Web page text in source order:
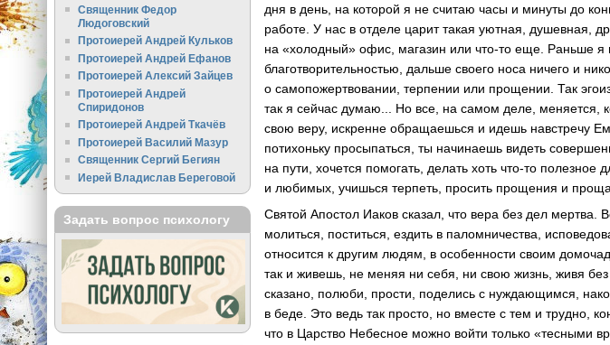
дня в день, на которой я не считаю часы и минуты до
работе. У нас в отделе царит такая уютная, душевная,
на «холодный» офис, магазин или что-то еще. Раньше
благотворительностью, дальше своего носа ничего и
о самопожертвовании, терпении или прощении. Так
так я сейчас думаю... Но все, на самом деле, меняется,
свою веру, искренне обращаешься и идешь навстречу
потихоньку просыпаться, ты начинаешь видеть
на пути, хочется помогать, делать хоть что-то
и любимых, учишься терпеть, просить прощения и
Святой Апостол Иаков сказал, что вера без дел
молиться, поститься, ездить в паломничества,
относится к другим людям, в особенности своим
так и живешь, не меняя ни себя, ни свою жизнь, живя
сказано, полюби, прости, поделись с нуждающимся,
в беде. Это ведь так просто, но вместе с тем и трудно,
что в Царство Небесное можно войти только «тесными
Священник Федор
Людоговский
Протоиерей Андрей Кульков
Протоиерей Андрей Ефанов
Протоиерей Алексий Зайцев
Протоиерей Андрей
Спиридонов
Протоиерей Андрей Ткачёв
Протоиерей Василий Мазур
Священник Сергий Бегиян
Иерей Владислав Береговой
Задать вопрос психологу